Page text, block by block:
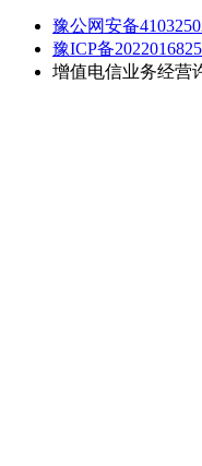
豫公网安备
豫ICP备
增值电信业务经营